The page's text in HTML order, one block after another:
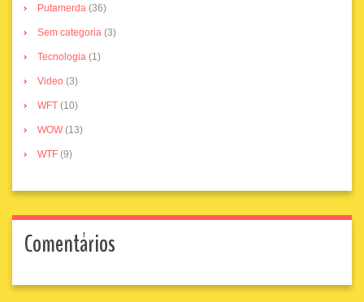
Putamerda (36)
Sem categoria (3)
Tecnologia (1)
Video (3)
WFT (10)
WOW(13)
WTF (9)
Comentários